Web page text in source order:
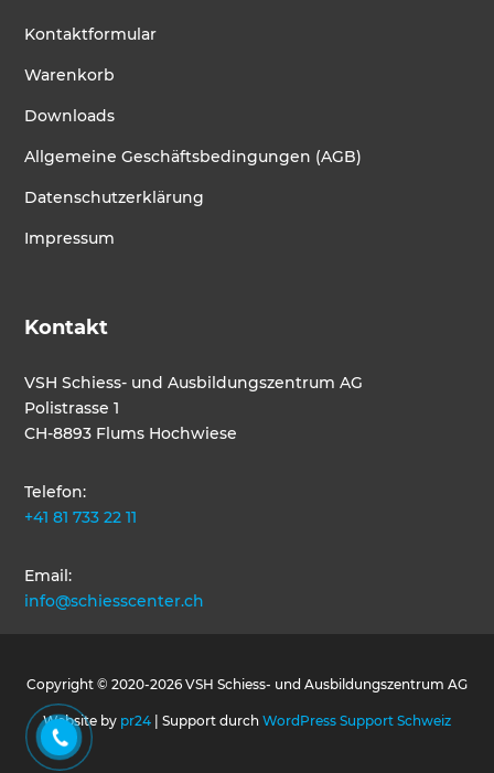
Kontaktformular
Warenkorb
Downloads
Allgemeine Geschäftsbedingungen (AGB)
Datenschutzerklärung
Impressum
Kontakt
VSH Schiess- und Ausbildungszentrum AG
Polistrasse 1
CH-8893 Flums Hochwiese
Telefon:
+41 81 733 22 11
Email:
info@schiesscenter.ch
Copyright © 2020-2026 VSH Schiess- und Ausbildungszentrum AG
Website by pr24 | Support durch WordPress Support Schweiz